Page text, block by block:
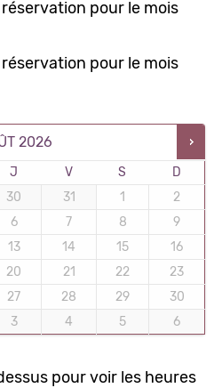
pour le mois
pour le mois
2026
J V S
D
30 31 1
2
6 7 8
9
13 14 15
16
20 21 22
23
27 28 29
30
3 4 5 6
pour voir les heures